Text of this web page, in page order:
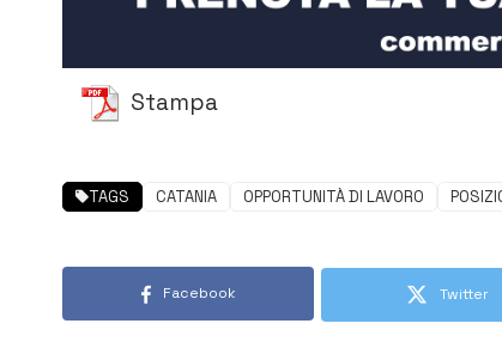
Stampa
TAGS CATANIA OPPORTUNITÀ DI LAVORO
Facebook Twitter